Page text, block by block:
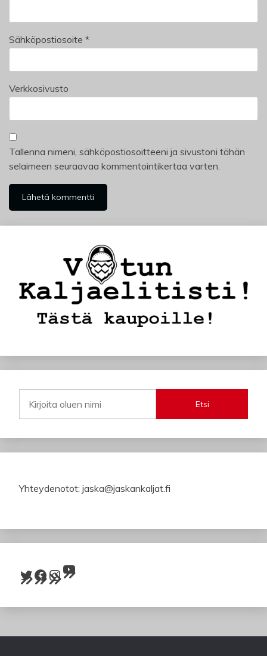
Sähköpostiosoite *
Verkkosivusto
Tallenna nimeni, sähköpostiosoitteeni ja sivustoni tähän
selaimeen seuraavaa kommentointikertaa varten.
Etsi
Yhteydenotot: jaska@jaskankaljat.fi
Twitter Facebook InstagramYouTube